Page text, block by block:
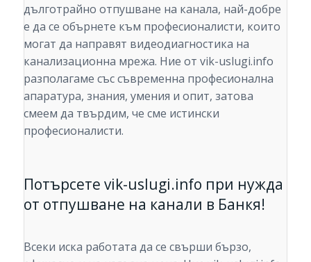
дълготрайно отпушване на канала, най-добре
е да се обърнете към професионалисти, които
могат да направят видеодиагностика на
канализационна мрежа. Ние от vik-uslugi.info
разполагаме със съвременна професионална
апаратура, знания, умения и опит, затова
смеем да твърдим, че сме истински
професионалисти.
Потърсете vik-uslugi.info при нужда
от отпушване на канали в Банкя!
Всеки иска работата да се свърши бързо,